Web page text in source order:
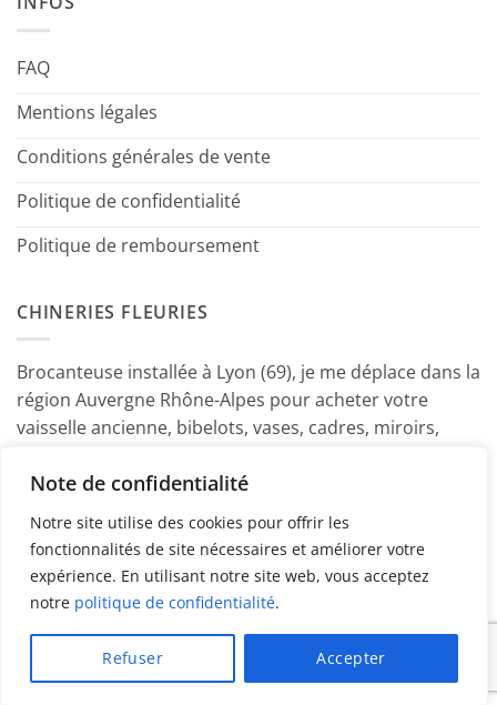
Note de confidentialité
Notre site utilise des cookies pour offrir les
fonctionnalités de site nécessaires et améliorer votre
expérience. En utilisant notre site web, vous acceptez
notre politique de confidentialité.
Refuser Accepter
FAQ
Mentions légales
Conditions générales de vente
Politique de confidentialité
Politique de remboursement
CHINERIES FLEURIES
Brocanteuse installée à Lyon (69), je me déplace dans la
région Auvergne Rhône-Alpes pour acheter votre
vaisselle ancienne, bibelots, vases, cadres, miroirs,
Marine
PayPal
AmericanMasterCard
Visa
Copyright 2026 ©